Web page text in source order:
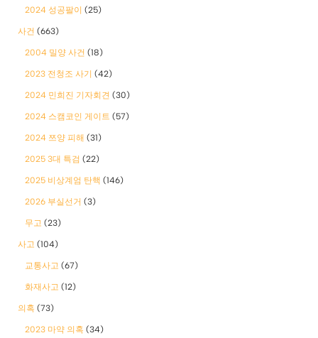
2024 성공팔이 (25)
사건 (663)
2004 밀양 사건 (18)
2023 전청조 사기 (42)
2024 민희진 기자회견 (30)
2024 스캠코인 게이트 (57)
2024 쯔양 피해 (31)
2025 3대 특검 (22)
2025 비상계엄 탄핵 (146)
2026 부실선거 (3)
무고 (23)
사고 (104)
교통사고 (67)
화재사고 (12)
의혹 (73)
2023 마약 의혹 (34)